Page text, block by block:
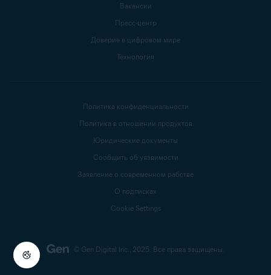
Вакансии
Пресс-центр
Доверие в цифровом мире
Технология
© Gen Digital Inc., 2025. Все права защищены.
Политика конфиденциальности
Политика в отношении продуктов
Юридические документы
Сообщить об уязвимости
Заявление о современном рабстве
О подписках
Cookie Settings